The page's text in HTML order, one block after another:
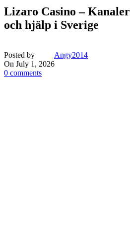
Lizaro Casino –
och hjälp i Sverige
Posted by
Angy2014
On July 1, 2026
0 comments